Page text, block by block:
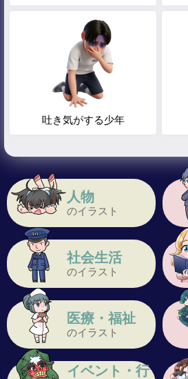
人物
のイラスト
社会生活
のイラスト
医療・福祉
のイラスト
イベント・行
吐き気がする少年